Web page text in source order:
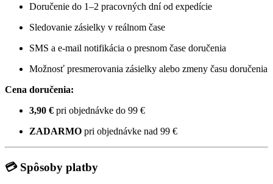
Doručenie do 1–2 pracovných dní od expedície
Sledovanie zásielky v reálnom čase
SMS a e-mail notifikácia o presnom čase doručenia
Možnosť presmerovania zásielky alebo zmeny času doručenia
Cena doručenia:
3,90 € pri objednávke do 99 €
ZADARMO pri objednávke nad 99 €
💳 Spôsoby platby